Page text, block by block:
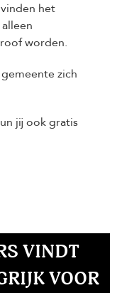
het
worden.
zich
jij ook gratis
VINDT
VOOR